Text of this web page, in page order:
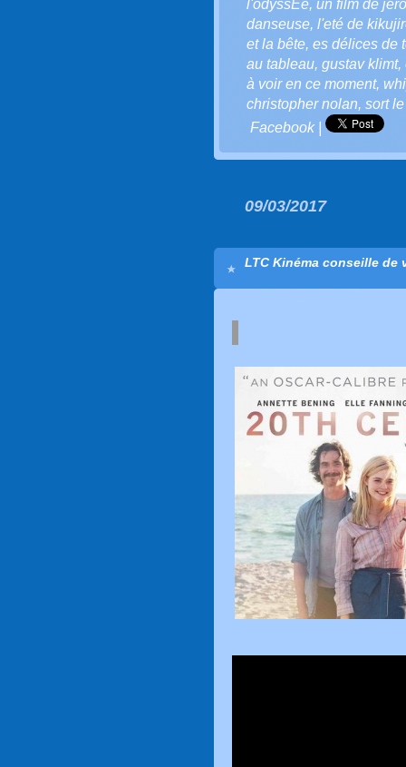
l'odyssÉe, un film de
danseuse, l'eté de
et la bête, es délices de
au tableau, gustav klimt,
à voir en ce moment,
christopher nolan, sort
Facebook|
09/03/2017
LTC Kinéma conseille de